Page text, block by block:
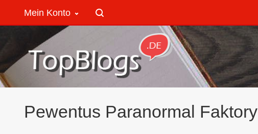
Mein Konto
Pewentus Paranormal Faktory